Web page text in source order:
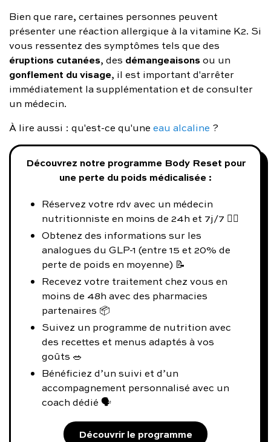
Bien que rare, certaines personnes peuvent
présenter une réaction allergique à la vitamine K2. Si
vous ressentez des symptômes tels que des
éruptions cutanées, des démangeaisonsou un
gonflement du visage, il est important d'arrêter
immédiatement la supplémentation et de consulter
un médecin.
À lire aussi : qu'est-ce qu'une eau alcaline ?
Découvrez notre programme Body Reset pour
une perte du poids médicalisée :
Réservez votre rdv avec un médecin
nutritionniste en moins de 24h et 7j/7 👨‍⚕️
Obtenez des informations sur les
analogues du GLP-1 (entre 15 et 20% de
perte de poids en moyenne) 📝
Recevez votre traitement chez vous en
moins de 48h avec des pharmacies
partenaires 📦
Suivez un programme de nutrition avec
des recettes et menus adaptés à vos
goûts 🥗
Bénéficiez d’un suivi et d’un
accompagnement personnalisé avec un
coach dédié 🗣️
Découvrir le programme